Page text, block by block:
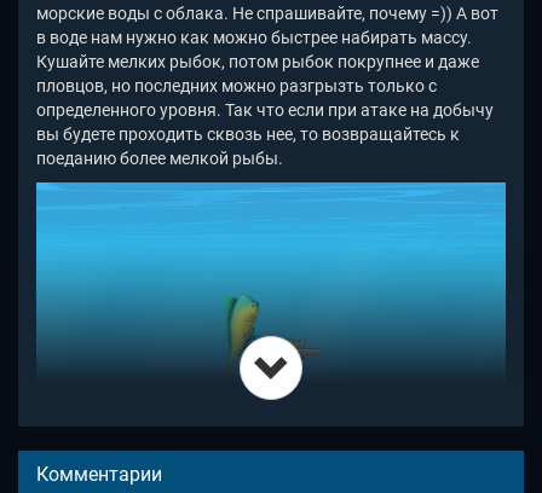
морские воды с облака. Не спрашивайте, почему =)) А вот
в воде нам нужно как можно быстрее набирать массу.
Кушайте мелких рыбок, потом рыбок покрупнее и даже
пловцов, но последних можно разгрызть только с
определенного уровня. Так что если при атаке на добычу
вы будете проходить сквозь нее, то возвращайтесь к
поеданию более мелкой рыбы.
Самый интерес Hungry Shark Arena заключается в войне
Комментарии